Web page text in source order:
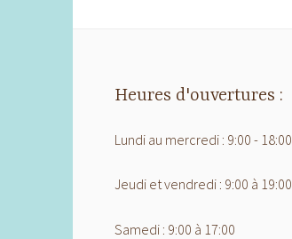
Heures d'ouvertures :
Lundi au mercredi : 9:00 - 18:00
Jeudi et vendredi : 9:00 à 19:00
Samedi : 9:00 à 17:00